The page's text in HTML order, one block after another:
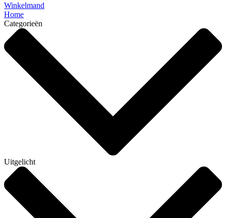
Winkelmand
Home
Categorieën
Uitgelicht